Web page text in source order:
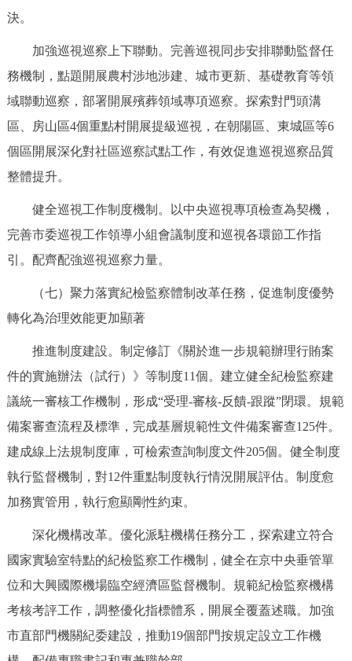
決。
加強巡視巡察上下聯動。完善巡視同步安排聯動監督任
務機制，點題開展農村涉地涉建、城市更新、基礎教育等領
域聯動巡察，部署開展殯葬領域專項巡察。探索對門頭溝
區、房山區4個重點村開展提級巡視，在朝陽區、東城區等6
個區開展深化對社區巡察試點工作，有效促進巡視巡察品質
整體提升。
健全巡視工作制度機制。以中央巡視專項檢查為契機，
完善市委巡視工作領導小組會議制度和巡視各環節工作指
引。配齊配強巡視巡察力量。
（七）聚力落實紀檢監察體制改革任務，促進制度優勢
轉化為治理效能更加顯著
推進制度建設。制定修訂《關於進一步規範辦理行賄案
件的實施辦法（試行）》等制度11個。建立健全紀檢監察建
議統一審核工作機制，形成“受理-審核-反饋-跟蹤”閉環。規範
備案審查流程及標準，完成基層規範性文件備案審查125件。
建成線上法規制度庫，可檢索查詢制度文件205個。健全制度
執行監督機制，對12件重點制度執行情況開展評估。制度愈
加務實管用，執行愈顯剛性約束。
深化機構改革。優化派駐機構任務分工，探索建立符合
國家實驗室特點的紀檢監察工作機制，健全在京中央垂管單
位和大興國際機場臨空經濟區監督機制。規範紀檢監察機構
考核考評工作，調整優化指標體系，開展全覆蓋述職。加強
市直部門機關紀委建設，推動19個部門按規定設立工作機